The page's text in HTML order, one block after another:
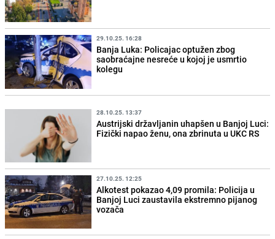
29.10.25. 16:28
Banja Luka: Policajac optužen zbog
saobraćajne nesreće u kojoj je usmrtio
kolegu
28.10.25. 13:37
Austrijski državljanin uhapšen u Banjoj Luci:
Fizički napao ženu, ona zbrinuta u UKC RS
27.10.25. 12:25
Alkotest pokazao 4,09 promila: Policija u
Banjoj Luci zaustavila ekstremno pijanog
vozača